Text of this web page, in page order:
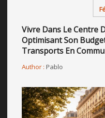
Vivre Dans Le Centre
Optimisant Son
Transports En
Author : Pablo